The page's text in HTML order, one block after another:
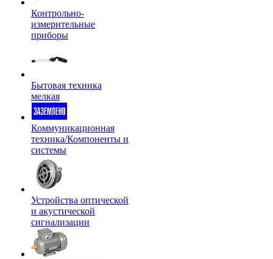
Контрольно-
измерительные
приборы
Бытовая техника
мелкая
Коммуникационная
техника/Компоненты и
системы
Устройства оптической
и акустической
сигнализации